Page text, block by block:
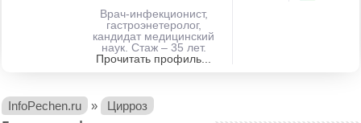
Врач-инфекционист,
гастроэнетеролог,
кандидат медицинский
наук. Стаж – 35 лет.
Прочитать профиль...
InfoPechen.ru » Цирроз